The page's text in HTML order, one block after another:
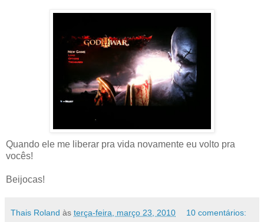
Quando ele me liberar pra vida novamente eu volto pra
vocês!
Beijocas!
Thais Roland às terça-feira, março 23, 2010 10 comentários: